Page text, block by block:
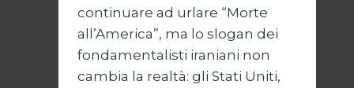
continuare ad urlare “Morte
all’America”, ma lo slogan dei
fondamentalisti iraniani non
cambia la realtà: gli Stati Uniti,